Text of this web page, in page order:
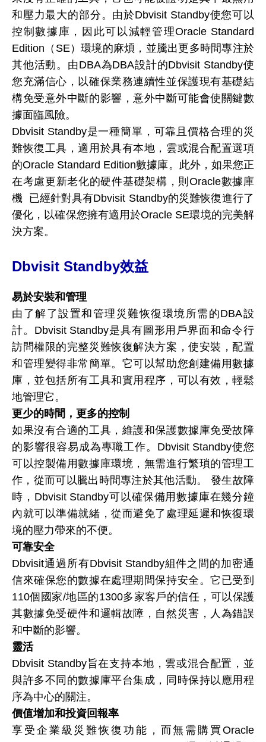
和壓力最大的部分。由於Dbvisit Standby使您可以
控制數據庫，因此可以減輕管理Oracle Standard
Edition（SE）環境的麻煩，並騰出更多時間專注於
其他活動。由DBA為DBA設計的Dbvisit Standby使
您充滿信心，以確保業務連續性並保護現有基礎結
構免受意外中斷的影響，意外中斷可能會使關鍵數
據面臨風險。
Dbvisit Standby是一種簡單，可靠且價格合理的災
難恢復工具，適用於具有本地，雲或混合配置選項
的Oracle Standard Edition數據庫。此外，如果您正
在考慮更新老化的硬件基礎架構，則Oracle數據庫
機 已經針對具有Dbvisit Standby的災難恢復進行了
優化，以確保您擁有適用於Oracle SE環境的完美解
決方案。
Dbvisit Standby效益
易於安裝和管理
由了解了設置和管理災難恢復環境所需的DBA設
計。Dbvisit Standby是具有圖形用戶界面和命令行
訪問權限的完整災難恢復解決方案，使安裝，配置
和管理變得非常簡單。它可以幫助您創建備用數據
庫，並包括所有工具和實用程序，可以有效，輕鬆
地管理它。
更少的時間，更多的控制
如果沒有合適的工具，維護和保護數據庫免受故障
的影響很容易成為專職工作。Dbvisit Standby使您
可以控製備用數據庫環境，無需進行繁瑣的管理工
作，從而可以騰出時間專注於其他活動。 發生故障
時，Dbvisit Standby可以確保備用數據庫在幾分鐘
內就可以準備就緒，從而避免了處理延遲和恢復環
境的壓力帶來的不便。
可靠安全
Dbvisit通過所有Dbvisit Standby組件之間的加密通
信來確保您的數據在處理期間保持安全。它已受到
110個國家/地區的1300多家客戶的信任，可以保護
其數據免受硬件和邏輯故障，自然災害，人為錯誤
和中斷的影響。
靈活
Dbvisit Standby旨在支持本地，雲或混合配置，並
與許多不同的數據庫平台集成，同時保持以應用程
序為中心的關注。
價值增加和投資回報率
享受企業級災難恢復功能，而無需購買Oracle